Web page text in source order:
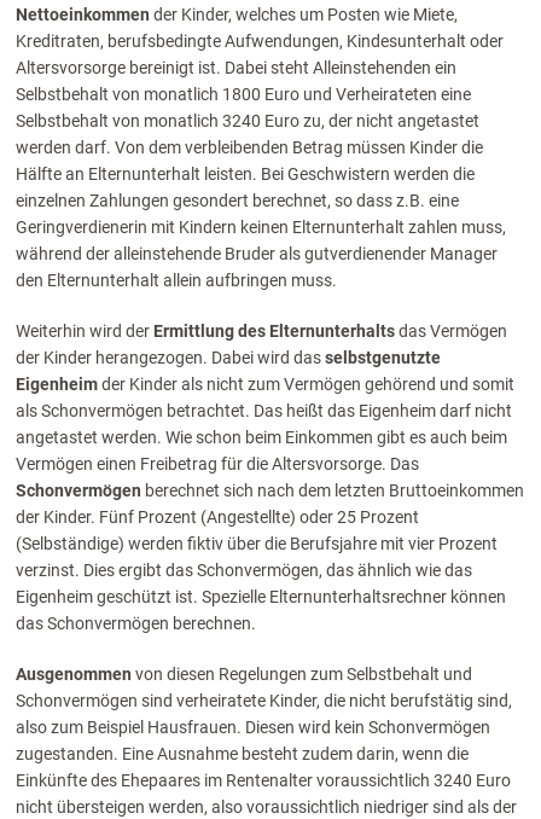
Nettoeinkommen der Kinder, welches um Posten wie Miete,
Kreditraten, berufsbedingte Aufwendungen, Kindesunterhalt oder
Altersvorsorge bereinigt ist. Dabei steht Alleinstehenden ein
Selbstbehalt von monatlich 1800 Euro und Verheirateten eine
Selbstbehalt von monatlich 3240 Euro zu, der nicht angetastet
werden darf. Von dem verbleibenden Betrag müssen Kinder die
Hälfte an Elternunterhalt leisten. Bei Geschwistern werden die
einzelnen Zahlungen gesondert berechnet, so dass z.B. eine
Geringverdienerin mit Kindern keinen Elternunterhalt zahlen muss,
während der alleinstehende Bruder als gutverdienender Manager
den Elternunterhalt allein aufbringen muss.
Weiterhin wird der Ermittlung des Elternunterhaltsdas Vermögen
der Kinder herangezogen. Dabei wird dasselbstgenutzte
Eigenheimder Kinder als nicht zum Vermögen gehörend und somit
als Schonvermögen betrachtet. Das heißt das Eigenheim darf nicht
angetastet werden. Wie schon beim Einkommen gibt es auch beim
Vermögen einen Freibetrag für die Altersvorsorge. Das
Schonvermögen berechnet sich nach dem letzten Bruttoeinkommen
der Kinder. Fünf Prozent (Angestellte) oder 25 Prozent
(Selbständige) werden fiktiv über die Berufsjahre mit vier Prozent
verzinst. Dies ergibt das Schonvermögen, das ähnlich wie das
Eigenheim geschützt ist. Spezielle Elternunterhaltsrechner können
das Schonvermögen berechnen.
Ausgenommen von diesen Regelungen zum Selbstbehalt und
Schonvermögen sind verheiratete Kinder, die nicht berufstätig sind,
also zum Beispiel Hausfrauen. Diesen wird kein Schonvermögen
zugestanden. Eine Ausnahme besteht zudem darin, wenn die
Einkünfte des Ehepaares im Rentenalter voraussichtlich 3240 Euro
nicht übersteigen werden, also voraussichtlich niedriger sind als der